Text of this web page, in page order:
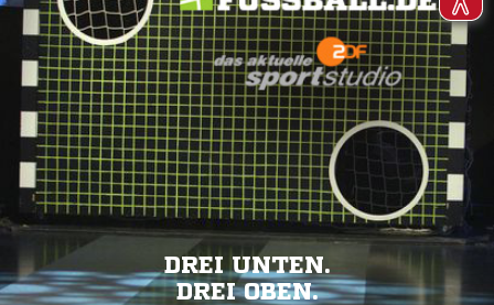
DREI UNTEN.
DREI OBEN.